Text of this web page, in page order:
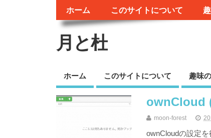
ホーム このサイトについて
月と杜
ホーム このサイトについて 趣味
ownCloud
moon-forest
ownCloudの設定